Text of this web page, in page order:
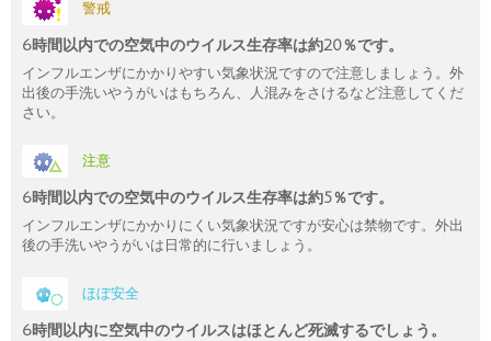
警戒
6時間以内での空気中のウイルス生存率は約20％です。
インフルエンザにかかりやすい気象状況ですので注意しましょう。外
出後の手洗いやうがいはもちろん、人混みをさけるなど注意してくだ
さい。
注意
6時間以内での空気中のウイルス生存率は約5％です。
インフルエンザにかかりにくい気象状況ですが安心は禁物です。外出
後の手洗いやうがいは日常的に行いましょう。
ほぼ安全
6時間以内に空気中のウイルスはほとんど死滅するでしょう。